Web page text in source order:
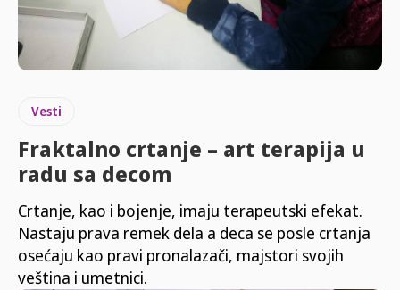
Vesti
Fraktalno crtanje – art terapija u
radu sa decom
Crtanje, kao i bojenje, imaju terapeutski efekat.
Nastaju prava remek dela a deca se posle crtanja
osećaju kao pravi pronalazači, majstori svojih
veština i umetnici.